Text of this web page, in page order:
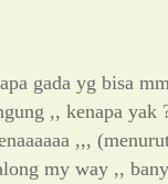
gada yg bisa
,, kenapa yak
,,,
my way ,,